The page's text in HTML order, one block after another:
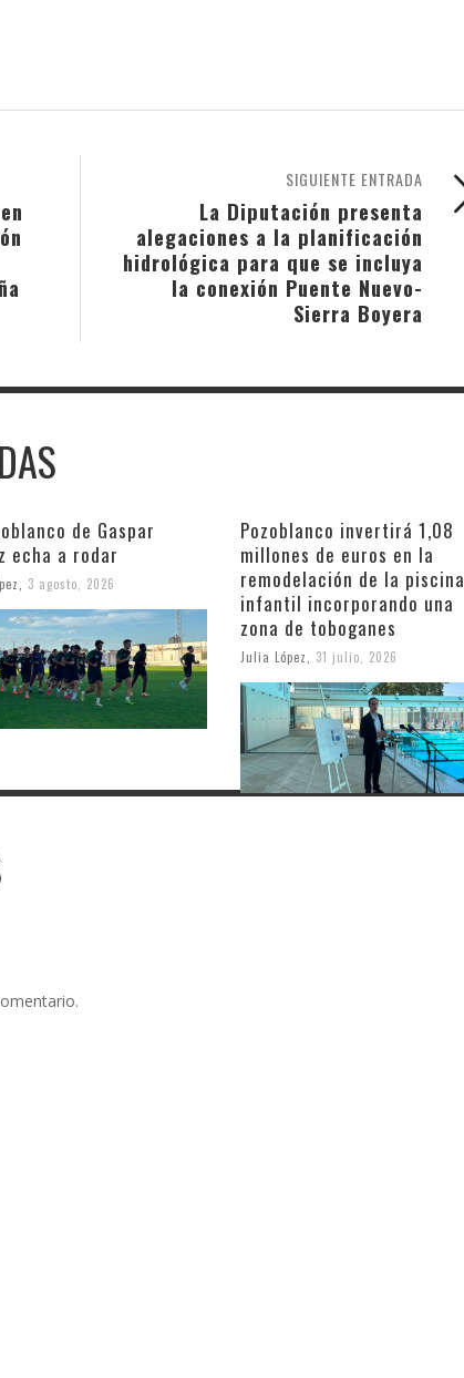
SIGUIENTE ENTRADA
La Diputación presenta
alegaciones a la planificación
hidrológica para que se incluya
la conexión Puente Nuevo-
Sierra Boyera
de Gaspar
echa a rodar
3 agosto, 2026
Pozoblanco invertirá 1,08
millones de euros en la
remodelación de la piscina
infantil incorporando una
zona de toboganes
Julia López 31 julio, 2026